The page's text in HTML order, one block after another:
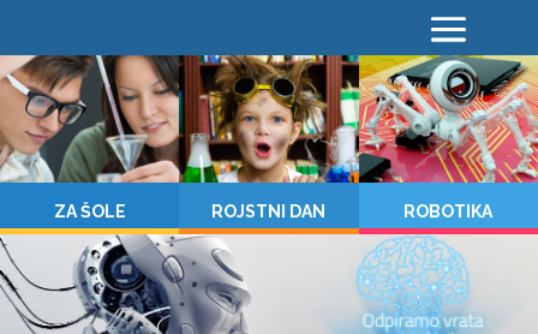
ZA ŠOLE ROJSTNI DAN ROBOTIKA